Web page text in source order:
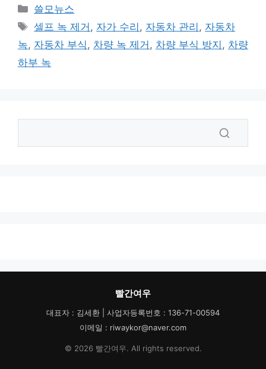
카
테
리
쓸모뉴스
태
그
셀프 녹 제거 , 자가 수리 , 자동차 관리 , 자동차
녹, 자동차 부식, 차량 녹 제거 , 차량 부식 방지 , 차량
하부 녹
빨간여우
대표자 : 김세환 | 사업자등록번호 : 136-71-00594
이메일 : riwaykor@naver.com
© 2026 빨간여우. All rights reserved.